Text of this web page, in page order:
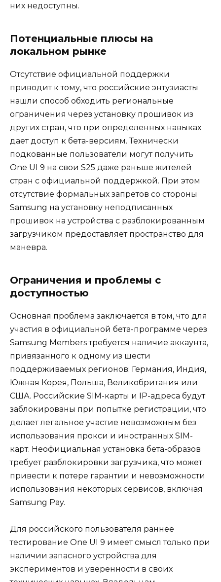
них недоступны.
Потенциальные плюсы на
локальном рынке
Отсутствие официальной поддержки
приводит к тому, что российские энтузиасты
нашли способ обходить региональные
ограничения через установку прошивок из
других стран, что при определенных навыках
дает доступ к бета-версиям. Технически
подкованные пользователи могут получить
One UI 9 на свои S25 даже раньше жителей
стран с официальной поддержкой. При этом
отсутствие формальных запретов со стороны
Samsung на установку неподписанных
прошивок на устройства с разблокированным
загрузчиком предоставляет пространство для
маневра.
Ограничения и проблемы с
доступностью
Основная проблема заключается в том, что для
участия в официальной бета-программе через
Samsung Members требуется наличие аккаунта,
привязанного к одному из шести
поддерживаемых регионов: Германия, Индия,
Южная Корея, Польша, Великобритания или
США. Российские SIM-карты и IP-адреса будут
заблокированы при попытке регистрации, что
делает легальное участие невозможным без
использования прокси и иностранных SIM-
карт. Неофициальная установка бета-образов
требует разблокировки загрузчика, что может
привести к потере гарантии и невозможности
использования некоторых сервисов, включая
Samsung Pay.
Для российского пользователя раннее
тестирование One UI 9 имеет смысл только при
наличии запасного устройства для
экспериментов и уверенности в своих